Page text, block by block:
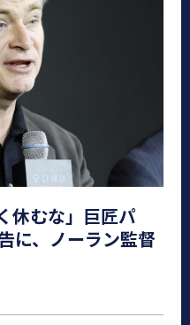
休むな」巨匠パ
に、ノーラン監督